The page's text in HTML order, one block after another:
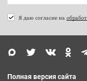
Я даю согласие на
Полная версия сайта